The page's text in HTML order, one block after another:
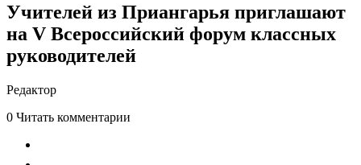
Учителей из Приангарья приглашают
на V Всероссийский форум классных
руководителей
Редактор
0 Читать комментарии